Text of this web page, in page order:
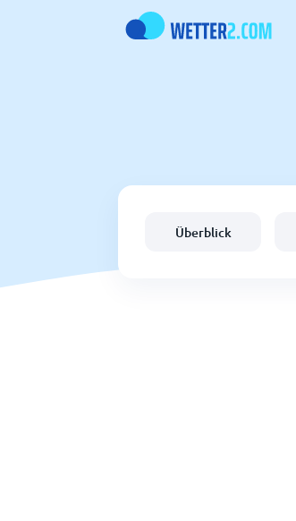
Überblick